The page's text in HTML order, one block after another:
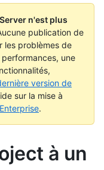
n'est plus
publication de
les problèmes de
une
version de
sur la mise à
.
à un